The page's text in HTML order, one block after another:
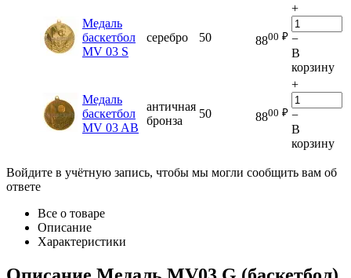
Медаль
баскетбол
MV 03 S
серебро 50 8800 ₽
+
−
В
корзину
Медаль
баскетбол
MV 03 AB
античная
бронза
50 8800 ₽
+
−
В
корзину
Войдите в учётную запись, чтобы мы могли сообщить вам об
ответе
Все о товаре
Описание
Характеристики